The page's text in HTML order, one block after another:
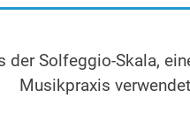
der Solfeggio-Skala,
Musikpraxis